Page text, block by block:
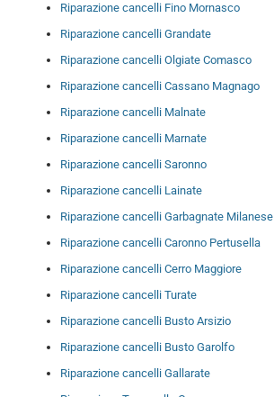
Riparazione cancelli Fino Mornasco
Riparazione cancelli Grandate
Riparazione cancelli Olgiate Comasco
Riparazione cancelli Cassano Magnago
Riparazione cancelli Malnate
Riparazione cancelli Marnate
Riparazione cancelli Saronno
Riparazione cancelli Lainate
Riparazione cancelli Garbagnate Milanese
Riparazione cancelli Caronno Pertusella
Riparazione cancelli Cerro Maggiore
Riparazione cancelli Turate
Riparazione cancelli Busto Arsizio
Riparazione cancelli Busto Garolfo
Riparazione cancelli Gallarate